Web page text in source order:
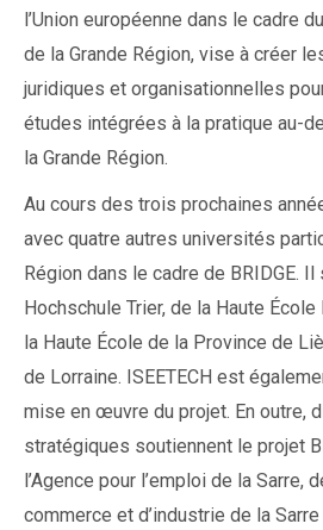
l’Union européenne dans le cadre
de la Grande Région, vise à créer
juridiques et organisationnelles
études intégrées à la pratique au-
la Grande Région.
Au cours des trois prochaines
avec quatre autres universités
Région dans le cadre de BRIDGE. Il
Hochschule Trier, de la Haute École
la Haute École de la Province de
de Lorraine. ISEETECH est
mise en œuvre du projet. En outre,
stratégiques soutiennent le projet
l’Agence pour l’emploi de la Sarre,
commerce et d’industrie de la